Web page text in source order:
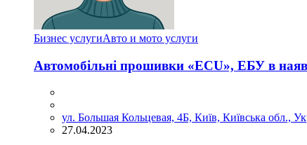
Бизнес услугиАвто и мото услуги
Автомобільні прошивки «ECU», ЕБУ в
ул. Большая Кольцевая, 4Б, Київ, Київська обл.,
27.04.2023